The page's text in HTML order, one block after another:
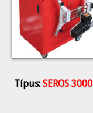
Típus: SEROS